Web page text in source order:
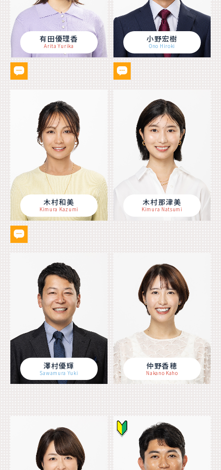
有田優理香
Arita Yurika
小野宏樹
Ono Hiroki
木村和美
Kimura Kazumi
木村那津美
Kimura Natsumi
澤村優輝
Sawamura Yuki
仲野香穂
Nakano Kaho